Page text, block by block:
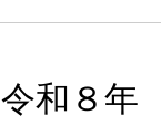
令和８